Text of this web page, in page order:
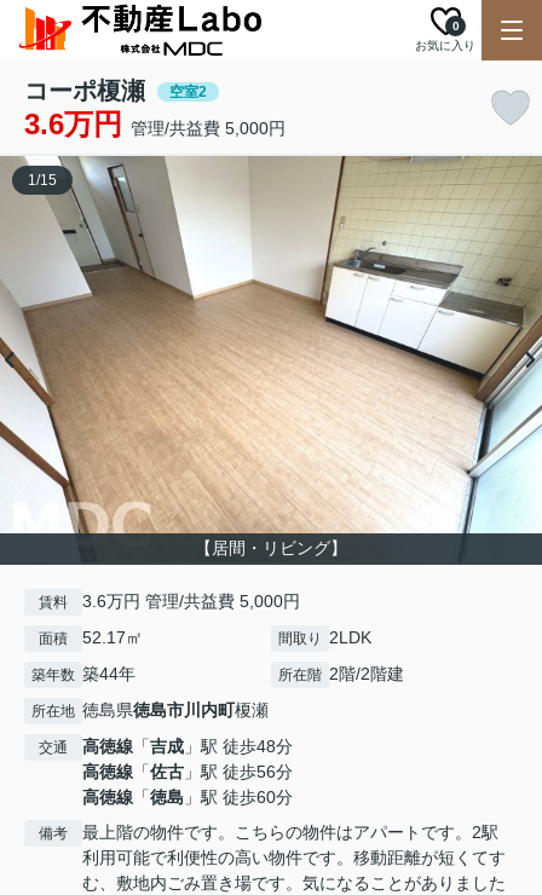
お気に入り
0
コーポ榎瀬 空室2
3.6万円 管理/共益費 5,000円
【居間・リビング】
1/15
賃料 3.6万円 管理/共益費 5,000円
面積 52.17㎡ 間取り 2LDK
築年数 築44年 所在階 2階/2階建
所在地 徳島県徳島市川内町榎瀬
交通 高徳線 「吉成 」駅 徒歩48分
高徳線 「佐古 」駅 徒歩56分
高徳線 「徳島 」駅 徒歩60分
備考
最上階の物件です。こちらの物件はアパートです。2駅
利用可能で利便性の高い物件です。移動距離が短くてす
む、敷地内ごみ置き場です。気になることがありました